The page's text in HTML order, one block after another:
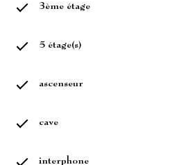
3ème étage
5 étage(s)
ascenseur
cave
interphone